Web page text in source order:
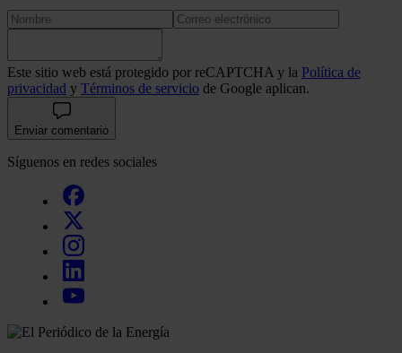
Este sitio web está protegido por reCAPTCHA y la Política de
privacidad y Términos de servicio de Google aplican.
Enviar comentario
Síguenos en redes sociales